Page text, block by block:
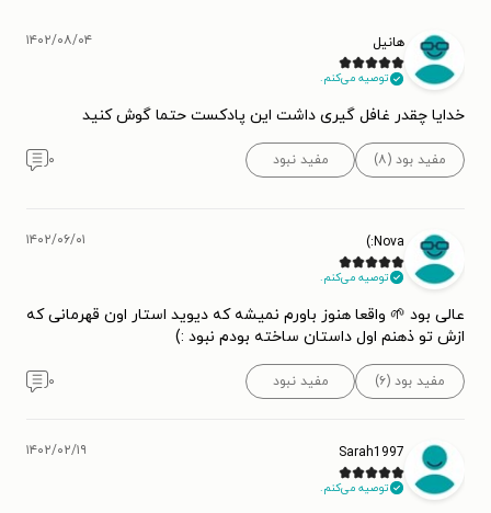
هانیل
توصیه می‌کنم.
۱۴۰۲/۰۸/۰۴
خدایا چقدر غافل گیری داشت این پادکست حتما گوش کنید
مفید بود (۸) مفید نبود ۰
Nova:)
توصیه می‌کنم.
۱۴۰۲/۰۶/۰۱
عالی بود 🌱 واقعا هنوز باورم نمیشه که دیوید استار اون قهرمانی که
ازش تو ذهنم اول داستان ساخته بودم نبود :)
مفید بود (۶) مفید نبود ۰
Sarah1997
توصیه می‌کنم.
۱۴۰۲/۰۲/۱۹